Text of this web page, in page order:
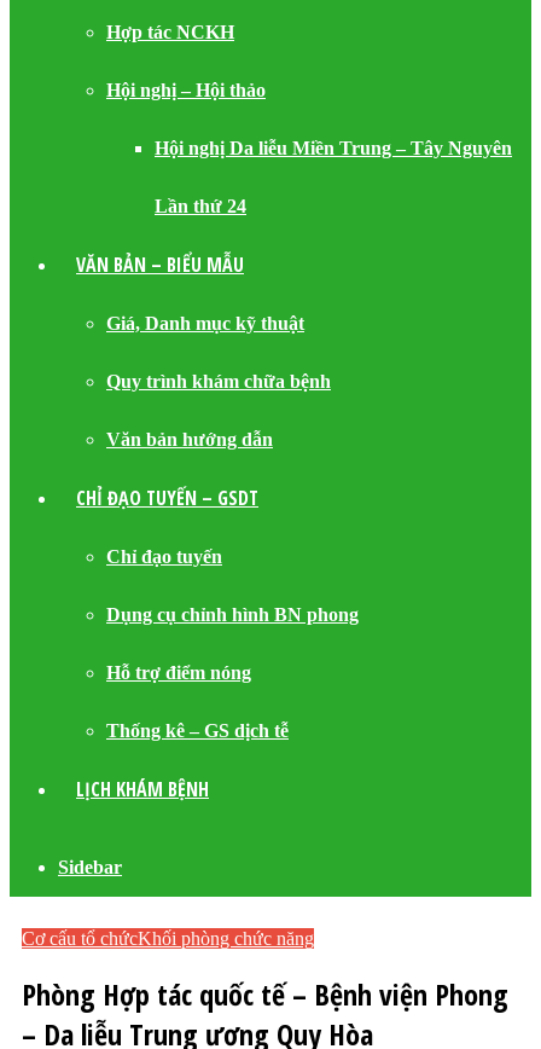
Hợp tác NCKH
Hội nghị – Hội thảo
Hội nghị Da liễu Miền Trung – Tây Nguyên
Lần thứ 24
VĂN BẢN – BIỂU MẪU
Giá, Danh mục kỹ thuật
Quy trình khám chữa bệnh
Văn bản hướng dẫn
CHỈ ĐẠO TUYẾN – GSDT
Chỉ đạo tuyến
Dụng cụ chỉnh hình BN phong
Hỗ trợ điểm nóng
Thống kê – GS dịch tễ
LỊCH KHÁM BỆNH
Sidebar
Cơ cấu tổ chứcKhối phòng chức năng
Phòng Hợp tác quốc tế – Bệnh viện Phong
– Da liễu Trung ương Quy Hòa